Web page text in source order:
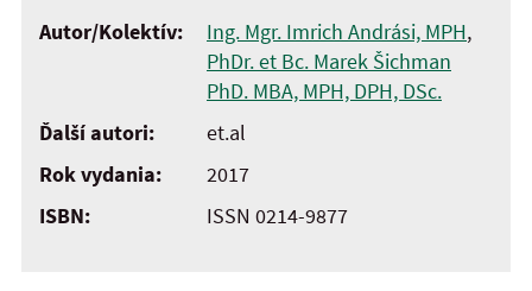
Autor/Kolektív: Ing. Mgr. Imrich Andrási, MPH,
PhDr. et Bc. Marek Šichman
PhD. MBA, MPH, DPH, DSc.
Ďalší autori:
et.al
Rok vydania:
2017
ISBN:
ISSN 0214-9877